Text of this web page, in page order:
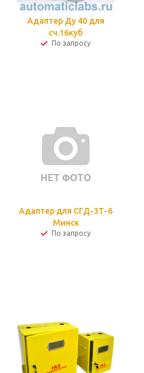
Адаптер Ду 40 для
сч.16куб
По запросу
Адаптер для СГД-3Т-6
Минск
По запросу